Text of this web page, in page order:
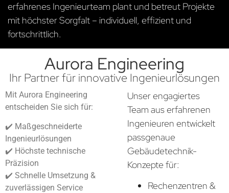
erfahrenes Ingenieurteam plant und betreut Projekte
mit höchster Sorgfalt – individuell, effizient und
fortschrittlich.
Aurora Engineering
Ihr Partner für innovative Ingenieurlösungen
Mit Aurora Engineering
entscheiden Sie sich für:
✔️ Maßgeschneiderte
Ingenieurlösungen
✔️ Höchste technische
Präzision
✔️ Schnelle Umsetzung &
zuverlässigen Service
Unser engagiertes
Team aus erfahrenen
Ingenieuren entwickelt
passgenaue
Gebäudetechnik-
Konzepte für:
Rechenzentren &